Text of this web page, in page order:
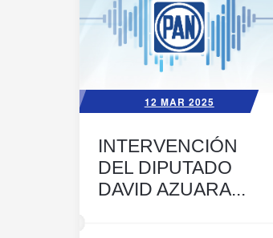
12 MAR 2025
INTERVENCIÓN
DEL DIPUTADO
DAVID AZUARA...